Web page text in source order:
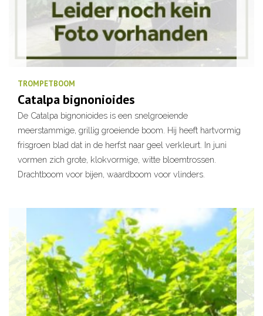
TROMPETBOOM
Catalpa bignonioides
De Catalpa bignonioides is een snelgroeiende
meerstammige, grillig groeiende boom. Hij heeft hartvormig
frisgroen blad dat in de herfst naar geel verkleurt. In juni
vormen zich grote, klokvormige, witte bloemtrossen.
Drachtboom voor bijen, waardboom voor vlinders.